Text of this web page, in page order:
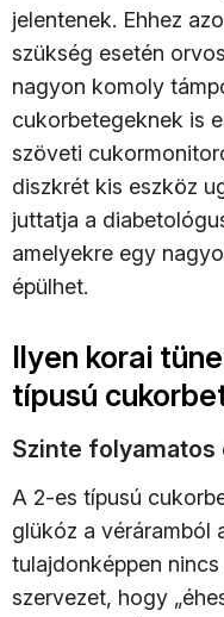
jelentenek. Ehhez
szükség esetén
nagyon komoly
cukorbetegeknek is
szöveti
diszkrét kis eszköz
juttatja a
amelyekre egy
épülhet.
Ilyen korai
típusú
Szinte folyamatos
A 2-es típusú
glükóz a véráramból
tulajdonképpen nincs
szervezet, hogy